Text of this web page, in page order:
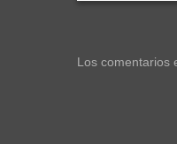
Los comentarios